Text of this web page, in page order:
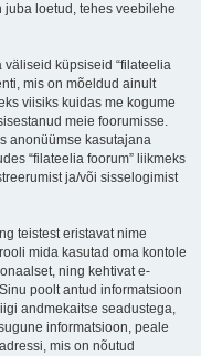
juba loetud, tehes veebilehe
väliseid küpsiseid “filateelia
mis on mõeldud ainult
viisiks kuidas me kogume
meie foorumisse.
anonüümse kasutajana
“filateelia foorum” liikmeks
ja/või sisselogimist
teistest eristavat nime
mida kasutad oma kontole
ning kehtivat e-
poolt antud informatsioon
andmekaitse seadustega,
informatsioon, peale
mis on nõutud